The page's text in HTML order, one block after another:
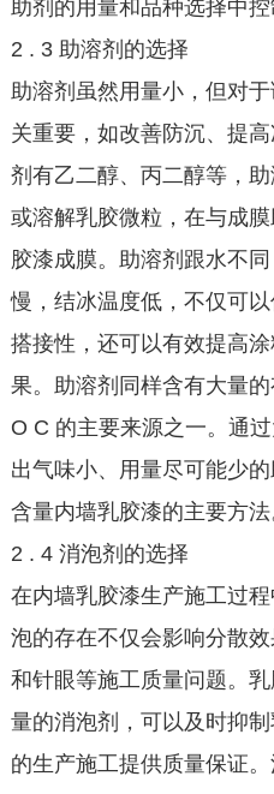
助剂的用量和品种选择中控
2 . 3 助溶剂的选择
助溶剂虽然用量小，但对
关重要，如改善防沉、提
剂有乙二醇、丙二醇等，
或溶解乳胶微粒，在与成
胶漆成膜。助溶剂跟水不
慢，结冰温度低，不仅可
搭接性，还可以有效提高
果。助溶剂同样含有大量
O C 的主要来源之一。通
出气味小、用量尽可能少
含量内墙乳胶漆的主要方法
2 . 4 消泡剂的选择
在内墙乳胶漆生产施工过
泡的存在不仅会影响分散
和针眼等施工质量问题。
量的消泡剂，可以及时抑
的生产施工提供质量保证